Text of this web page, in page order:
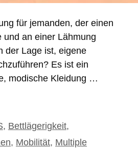
für jemanden, der einen
und an einer Lähmung
der Lage ist, eigene
Es ist ein
modische Kleidung …
, Bettlägerigkeit,
, Mobilität, Multiple